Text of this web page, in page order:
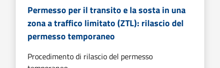
Permesso per il transito e la sosta in una
zona a traffico limitato (ZTL): rilascio del
permesso temporaneo
Procedimento di rilascio del permesso